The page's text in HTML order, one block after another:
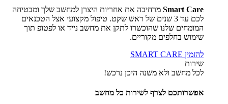
Smart Care מרחיבה את אחריות היצרן למחשב שלך ומבטיחה
לכם עד 3 שנים של ראש שקט. טיפול מקצועי אצל הטכנאים
המומחים שלנו שהוכשרו לתקן את מחשב נייד או לפטופ תוך
שימוש בחלפים מקוריים.
להזמין SMART CARE
שירות
לכל מחשב ולא משנה היכן נרכש!
אפשרותכם לצרף לשירות כל מחשב